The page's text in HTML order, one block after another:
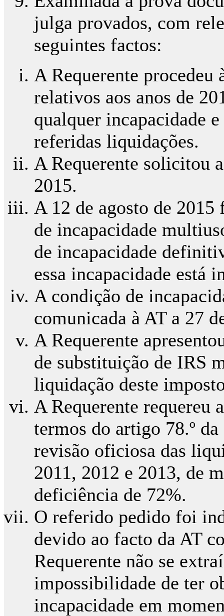
julga provados, com
seguintes factos:
A Requerente procedeu
relativos aos anos de
qualquer incapacidade
referidas liquidações.
A Requerente solicitou
2015.
A 12 de agosto de
de incapacidade
de incapacidade
essa incapacidade está
A condição de
comunicada à AT a 27
A Requerente
de substituição de IRS
liquidação deste
A Requerente requereu
termos do artigo 78.º
revisão oficiosa das
2011, 2012 e 2013, de
deficiência de 72%.
O referido pedido foi
devido ao facto da AT
Requerente não se
impossibilidade de ter
incapacidade em